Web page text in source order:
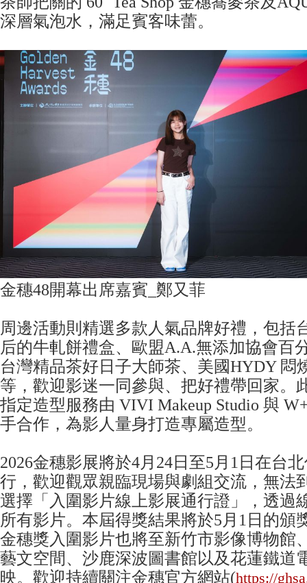
深層氣泡水，滿足賓客味蕾。
金穗48開幕出席嘉賓_鄭又菲
周邊活動則精選多款人氣品牌好禮，包括
后的牛軋餅禮盒、歐盟A.A.無添加協會百
台灣精品茶好日子大師茶、美國HYDY 悶
等，歡迎影迷一同參與、把好禮帶回家。
指定造型服務由 VIVI Makeup Studio 與
手合作，為影人量身打造專屬造型。
2026金穗影展將於4月24日至5月1日在台
行，歡迎觀眾親臨現場與劇組交流，無法
選擇「入圍影片線上影展通行證」，透過
所有影片。本屆得獎結果將於5月1日的頒
金穗獎入圍影片也將至新竹市影像博物館
藝文空間、沙鹿深波圖書館以及花蓮鐵道
映。歡迎持續關注金穗官方網站(https://